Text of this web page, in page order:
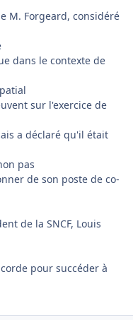
M. Forgeard, considéré
dans le contexte de
sur l'exercice de
a déclaré qu'il était
pas
de son poste de co-
de la SNCF, Louis
pour succéder à